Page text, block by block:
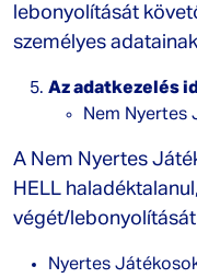
lebonyolítását
személyes
Az adatkezelés
Nem Nyertes
A Nem Nyertes
HELL
végét/
Nyertes